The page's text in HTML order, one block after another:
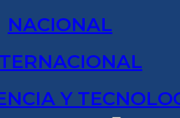
NACIONAL
Y